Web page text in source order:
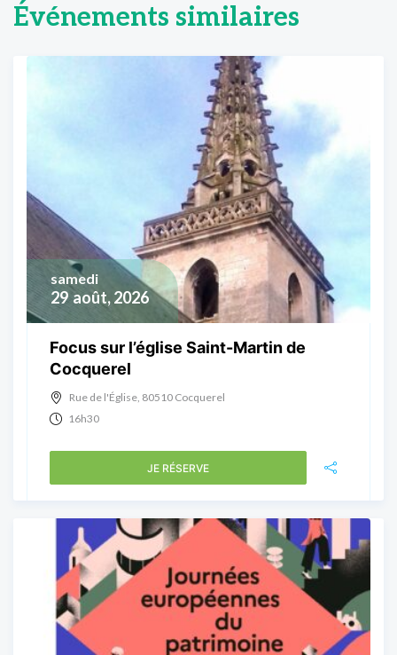
Événements similaires
29 août, 2026
samedi
Focus sur l’église Saint-Martin de
Cocquerel
Rue de l'Église, 80510 Cocquerel
16h30
JE RÉSERVE